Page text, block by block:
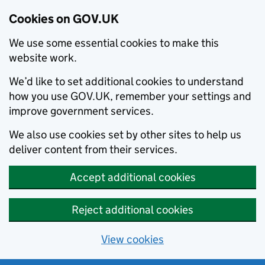
Cookies on GOV.UK
We use some essential cookies to make this
website work.
We’d like to set additional cookies to understand
how you use GOV.UK, remember your settings and
improve government services.
We also use cookies set by other sites to help us
deliver content from their services.
Accept additional cookies
Reject additional cookies
View cookies